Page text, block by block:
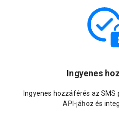
Ingyenes
Ingyenes hozzáférés az
API-jához és